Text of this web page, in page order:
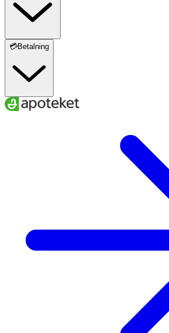
💳Betalning